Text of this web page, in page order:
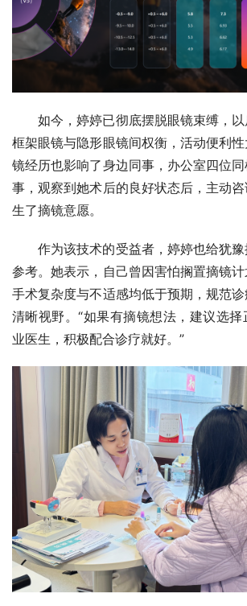
如今，婷婷已彻底摆脱眼镜束缚，
框架眼镜与隐形眼镜间权衡，活动便利
镜经历也影响了身边同事，办公室四位
事，观察到她术后的良好状态后，主动
生了摘镜意愿。
作为该技术的受益者，婷婷也给犹
参考。她表示，自己曾因害怕搁置摘镜
手术复杂度与不适感均低于预期，规范
清晰视野。“如果有摘镜想法，建议选
业医生，积极配合诊疗就好。”